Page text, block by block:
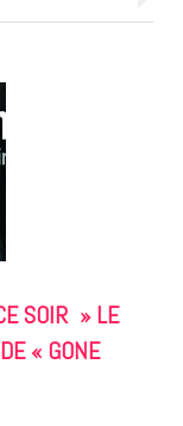
SOIR » LE
« GONE